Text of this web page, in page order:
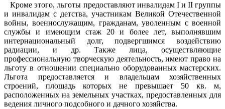
Кроме этого, льготы предоставляют инвалидам I и II группы
и инвалидам с детства, участникам Великой Отечественной
войны, военнослужащим, гражданам, уволенным с военной
службы и имеющим стаж 20 и более лет, выполнявшим
интернациональный долг, подвергшимся воздействию
радиации, и др. Также лица, осуществляющие
профессиональную творческую деятельность, имеют право на
льготу в отношении специально оборудованных мастерских.
Льгота предоставляется и владельцам хозяйственных
строений, площадь которых не превышает 50 кв. м,
расположенных на земельных участках, предоставленных для
ведения личного подсобного и дачного хозяйства.